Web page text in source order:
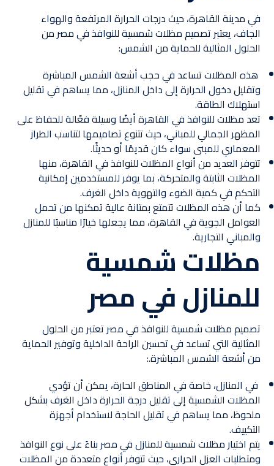
في مدينة القاهرة، حيث درجات الحرارة المرتفعة والهواء
الجاف، يعتبر تصميم مظلات شمسية للنوافذ في مصر من
الحلول المثالية للحماية من الشمس:
هذه المظلات تساعد في حجب أشعة الشمس المباشرة
وتقليل دخول الحرارة إلى داخل المنازل، مما يساهم في تقليل
استهلاك الطاقة.
تعد مظلات للنوافذ في القاهرة أيضًا وسيلة فعّالة للحفاظ على
المظهر الجمالي للمباني، حيث تتنوع تصاميمها لتناسب الطراز
المعماري للمبنى سواء كان قديمًا أو حديثًا.
تتوفر العديد من أنواع المظلات للنوافذ في القاهرة، منها
المظلات الثابتة والمتحركة، بما يوفر للمستخدمين إمكانية
التحكم في كمية الضوء والتهوية داخل الغرف.
كما أن هذه المظلات تتمتع بمتانة عالية تمكنها من تحمل
العوامل الجوية في القاهرة، مما يجعلها خيارًا مناسبًا للمنازل
والمباني التجارية.
مظلات شمسية
للمنازل في مصر
تصميم مظلات شمسية للنوافذ في مصر تعتبر من الحلول
المثالية التي تساعد في تحسين الراحة الداخلية وتوفير الحماية
من أشعة الشمس المباشرة.:
في المنازل، خاصة في المناطق الحارة، يمكن أن تؤدي
المظلات الشمسية إلى تقليل درجة الحرارة داخل الغرف بشكل
ملحوظ، مما يساهم في تقليل الحاجة لاستخدام أجهزة
التكييف.
يتم اختيار مظلات شمسية للمنازل في مصر بناءً على نوع النوافذ
ومتطلبات العزل الحراري، حيث تتوفر أنواع متعددة من المظلات